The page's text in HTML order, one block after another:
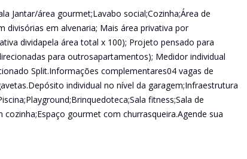
Jantar/área gourmet;Lavabo social;Cozinha;Área de
divisórias em alvenaria; Mais área privativa por
dividapela área total x 100); Projeto pensado para
para outrosapartamentos); Medidor individual
Split.Informações complementares04 vagas de
individual no nível da garagem;Infraestrutura
fitness;Sala de
gourmet com churrasqueira.Agende sua